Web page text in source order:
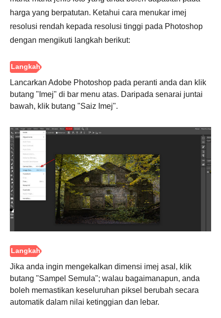
harga yang berpatutan. Ketahui cara menukar imej
resolusi rendah kepada resolusi tinggi pada Photoshop
dengan mengikuti langkah berikut:
Lancarkan Adobe Photoshop pada peranti anda dan klik
butang "Imej" di bar menu atas. Daripada senarai juntai
bawah, klik butang "Saiz Imej".
Jika anda ingin mengekalkan dimensi imej asal, klik
butang "Sampel Semula"; walau bagaimanapun, anda
boleh memastikan keseluruhan piksel berubah secara
automatik dalam nilai ketinggian dan lebar.